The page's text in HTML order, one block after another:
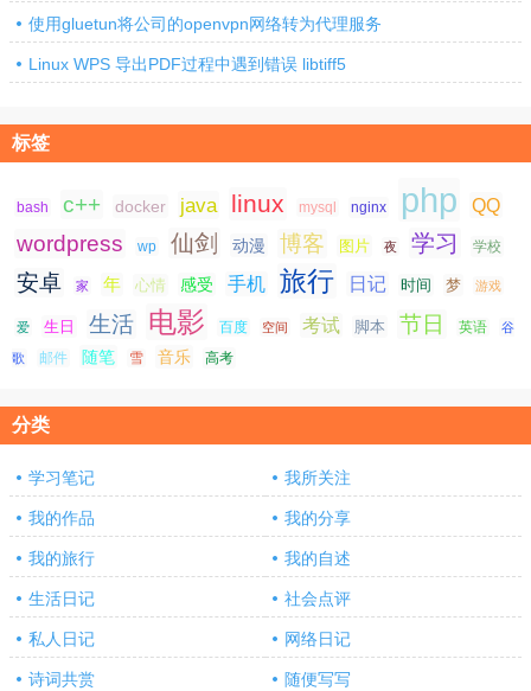
使用gluetun将公司的openvpn网络转为代理服务
Linux WPS 导出PDF过程中遇到错误 libtiff5
标签
bash c++ docker java linux mysql nginx php QQ
wordpress wp 仙剑 动漫 博客 图片 夜 学习 学校
安卓 家 年 心情 感受 手机 旅行 日记 时间 梦 游戏
爱 生日 生活 电影 百度 空间 考试 脚本 节日 英语 谷
歌 邮件 随笔 雪 音乐 高考
分类
学习笔记 我所关注
我的作品 我的分享
我的旅行 我的自述
生活日记 社会点评
私人日记 网络日记
诗词共赏 随便写写